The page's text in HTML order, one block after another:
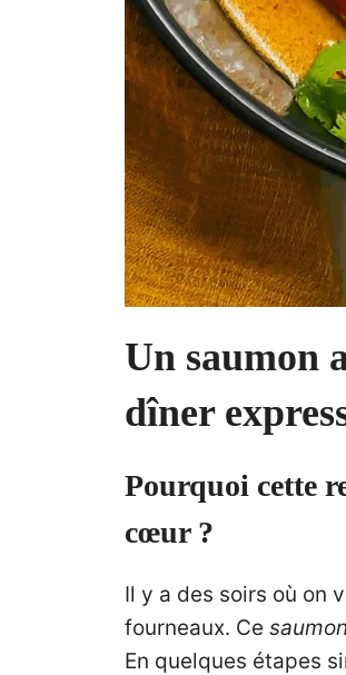
Un saumon
dîner
Pourquoi cette
cœur ?
Il y a des soirs où on
fourneaux. Ce
En quelques étapes